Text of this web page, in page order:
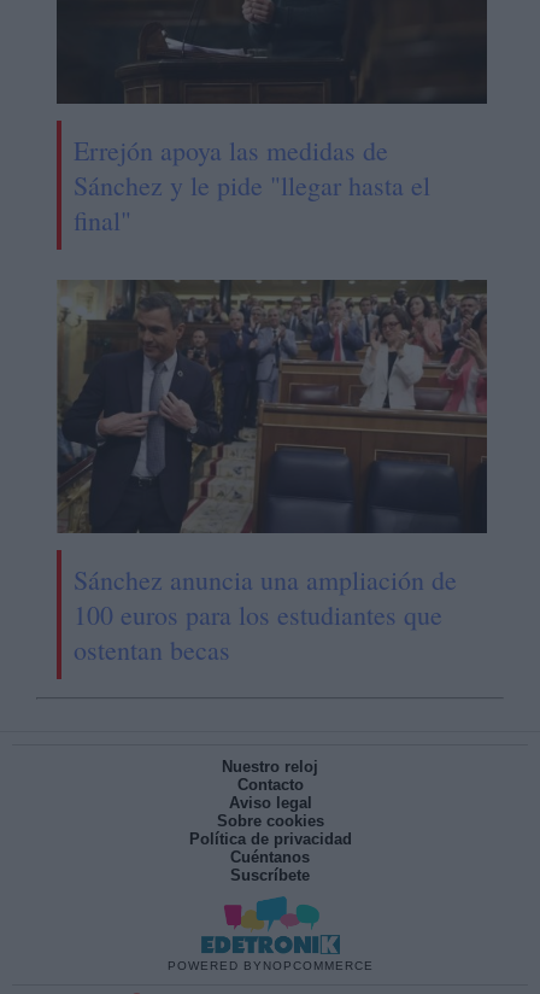
Errejón apoya las medidas de
Sánchez y le pide "llegar hasta el
final"
Sánchez anuncia una ampliación de
100 euros para los estudiantes que
ostentan becas
Nuestro reloj
Contacto
Aviso legal
Sobre cookies
Política de privacidad
Cuéntanos
Suscríbete
POWERED BY NOPCOMMERCE